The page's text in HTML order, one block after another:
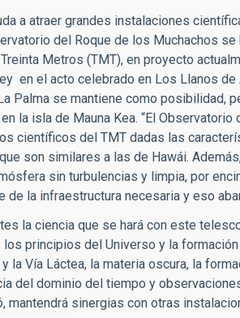
a atraer grandes instalaciones
del Roque de los Muchachos
Metros (TMT), en proyecto
en el acto celebrado en Los Llanos
Palma se mantiene como posibilidad,
la isla de Mauna Kea. “El
científicos del TMT dadas las
son similares a las de Hawái.
sin turbulencias y limpia, por
la infraestructura necesaria y eso
la ciencia que se hará con este
principios del Universo y la
la Vía Láctea, la materia oscura, la
del dominio del tiempo y
mantendrá sinergias con otras